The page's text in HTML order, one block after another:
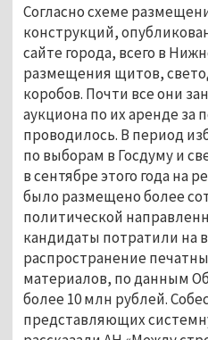
Согласно схеме
конструкций,
сайте города, всего в
размещения щитов,
коробов. Почти все они
аукциона по их аренде за
проводилось. В период
по выборам в Госдуму и
в сентябре этого года на
было размещено более
политической
кандидаты потратили на
распространение
материалов, по данным
более 10 млн рублей.
представляющих